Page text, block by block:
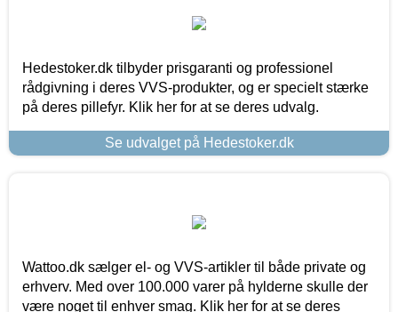
Hedestoker.dk tilbyder prisgaranti og professionel
rådgivning i deres VVS-produkter, og er specielt stærke
på deres pillefyr. Klik her for at se deres udvalg.
Se udvalget på Hedestoker.dk
Wattoo.dk sælger el- og VVS-artikler til både private og
erhverv. Med over 100.000 varer på hylderne skulle der
være noget til enhver smag. Klik her for at se deres